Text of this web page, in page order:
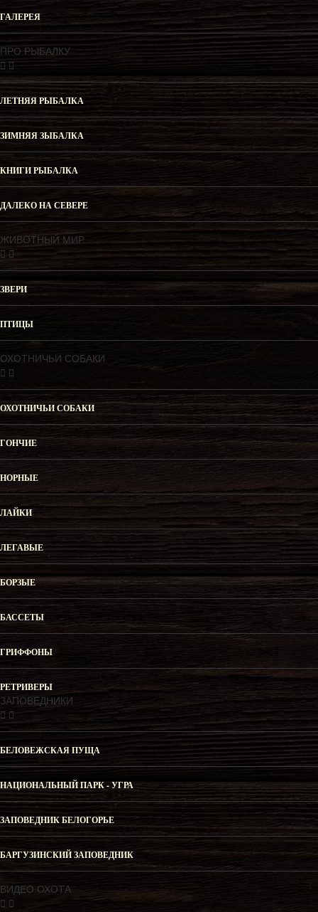
ГАЛЕРЕЯ
ПРО РЫБАЛКУ
ЛЕТНЯЯ РЫБАЛКА
ЗИМНЯЯ ЗЫБАЛКА
КНИГИ РЫБАЛКА
ДАЛЕКО НА СЕВЕРЕ
ЖИВОТНЫЙ МИР
ЗВЕРИ
ПТИЦЫ
ОХОТНИЧЬИ СОБАКИ
ОХОТНИЧЬИ СОБАКИ
ГОНЧИЕ
НОРНЫЕ
ЛАЙКИ
ЛЕГАВЫЕ
БОРЗЫЕ
БАССЕТЫ
ГРИФФОНЫ
РЕТРИВЕРЫ
ЗАПОВЕДНИКИ
БЕЛОВЕЖСКАЯ ПУЩА
НАЦИОНАЛЬНЫЙ ПАРК - УГРА
ЗАПОВЕДНИК БЕЛОГОРЬЕ
БАРГУЗИНСКИЙ ЗАПОВЕДНИК
ВИДЕО ОХОТА